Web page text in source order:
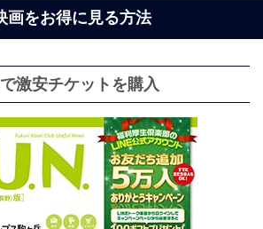
画をお得に見る方法
激安チケットを購入